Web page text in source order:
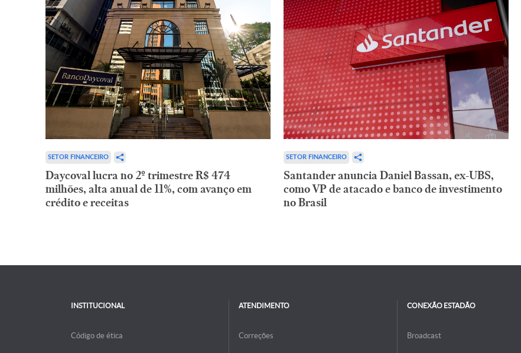
SETOR FINANCEIRO
Daycoval lucra no 2º trimestre R$ 474
milhões, alta anual de 11%, com avanço em
crédito e receitas
SETOR FINANCEIRO
Santander anuncia Daniel Bassan, ex-UBS,
como VP de atacado e banco de investimento
no Brasil
INSTITUCIONAL
Código de ética
ATENDIMENTO
Correções
CONEXÃO ESTADÃO
Broadcast